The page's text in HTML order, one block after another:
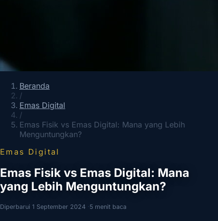
Beranda
/
Emas Digital
/
Emas Fisik vs Emas Digital: Mana yang Lebih
Menguntungkan?
Emas Digital
Emas Fisik vs Emas Digital: Mana
yang Lebih Menguntungkan?
Diperbarui 1 September 2024 ·5 menit baca